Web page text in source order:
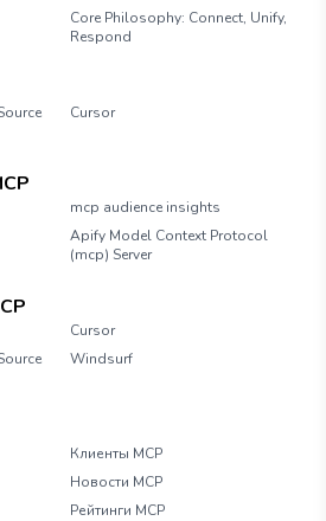
Core Philosophy: Connect, Unify,
Respond
Cursor
mcp audience insights
Apify Model Context Protocol
(mcp) Server
Cursor
Windsurf
Клиенты MCP
Новости MCP
Рейтинги MCP